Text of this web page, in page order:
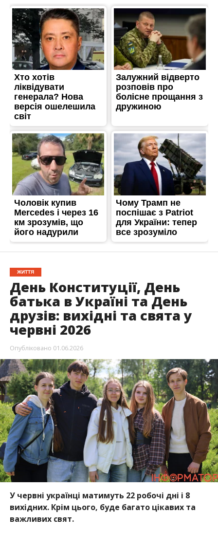
ЖИТТЯ
День Конституції, День
батька в Україні та День
друзів: вихідні та свята у
червні 2026
Опубліковано 01.06.2026
У червні українці матимуть 22 робочі дні і 8
вихідних. Крім цього, буде багато цікавих та
важливих свят.